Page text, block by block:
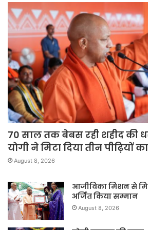
70 साल तक बेबस रही शहीद की
योगी ने मिटा दिया तीन पीढ़ियों का
August 8, 2026
आजीविका मिशन से
अर्जित किया सम्मान
August 8, 2026